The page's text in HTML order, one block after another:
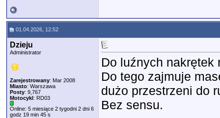
01.04.2026, 12:52
Dzieju
Administrator
Zarejestrowany: Mar 2008
Miasto: Warszawa
Posty: 9,767
Motocykl: RD03
Online: 5 miesiące 2 tygodni 2 dni 6
godz 19 min 45 s
Do luźnych nakrętek
Do tego zajmuje
dużo przestrzeni do
Bez sensu.